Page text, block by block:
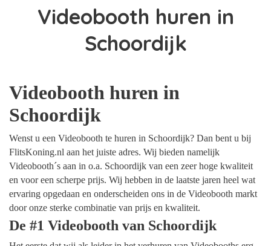
Videobooth huren in
Schoordijk
Videobooth huren in
Schoordijk
Wenst u een Videobooth te huren in Schoordijk? Dan bent u bij
FlitsKoning.nl aan het juiste adres. Wij bieden namelijk
Videobooth´s aan in o.a. Schoordijk van een zeer hoge kwaliteit
en voor een scherpe prijs. Wij hebben in de laatste jaren heel wat
ervaring opgedaan en onderscheiden ons in de Videobooth markt
door onze sterke combinatie van prijs en kwaliteit.
De #1 Videobooth van Schoordijk